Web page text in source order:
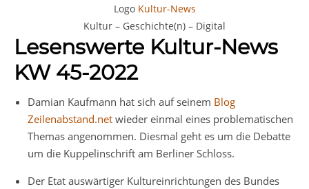
Logo Kultur-News
Kultur – Geschichte(n) – Digital
Lesenswerte Kultur-News
KW 45-2022
Damian Kaufmann hat sich auf seinem Blog
Zeilenabstand.net wieder einmal eines problematischen
Themas angenommen. Diesmal geht es um die Debatte
um die Kuppelinschrift am Berliner Schloss.
Der Etat auswärtiger Kultureinrichtungen des Bundes